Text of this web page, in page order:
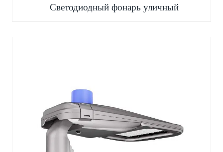
Светодиодный фонарь уличный